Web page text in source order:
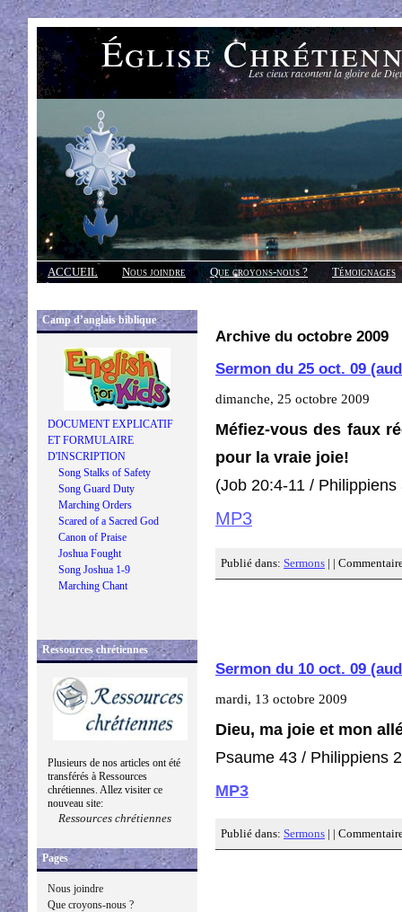
Église Les cieux racontent la gloire de
ACCUEIL Nous joindre Que croyons-nous ?
Témoignages
Réponses
Camp d’anglais biblique
DOCUMENT EXPLICATIF
ET FORMULAIRE
D'INSCRIPTION
Song Stalks of Safety
Song Guard Duty
Marching Orders
Scared of a Sacred God
Canon of Praise
Joshua Fought
Song Joshua 1-9
Marching Chant
Ressources chrétiennes
Plusieurs de nos articles ont été
transférés à Ressources
chrétiennes. Allez visiter ce
nouveau site:
Ressources chrétiennes
Pages
Nous joindre
Que croyons-nous ?
Archive du octobre 2009
Sermon du 25 oct. 09
dimanche, 25 octobre 2009
Méfiez-vous des faux
pour la vraie joie!
(Job 20:4-11 /
MP3
Publié dans: Sermons | |
Sermon du 10 oct. 09
mardi, 13 octobre 2009
Dieu, ma joie et mon
Psaume 43 / Philippiens
MP3
Publié dans: Sermons | |